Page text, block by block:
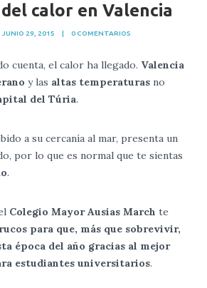
calor en Valencia
JUNIO 29, 2015 | 0 COMENTARIOS
cuenta, el calor ha llegado. Valencia
y las altas temperaturas no
del Túria.
a su cercanía al mar, presenta un
por lo que es normal que te sientas
.
Colegio Mayor Ausias March te
para que, más que sobrevivir,
época del año gracias al mejor
estudiantes universitarios.